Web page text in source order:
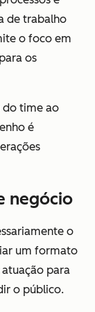
de trabalho
o foco em
os
do time ao
é
negócio
o
um formato
para
o público.